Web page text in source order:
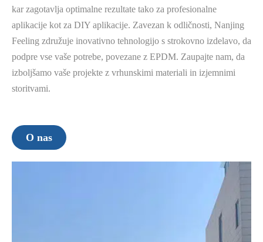
kar zagotavlja optimalne rezultate tako za profesionalne
aplikacije kot za DIY aplikacije. Zavezan k odličnosti, Nanjing
Feeling združuje inovativno tehnologijo s strokovno izdelavo, da
podpre vse vaše potrebe, povezane z EPDM. Zaupajte nam, da
izboljšamo vaše projekte z vrhunskimi materiali in izjemnimi
storitvami.
O nas